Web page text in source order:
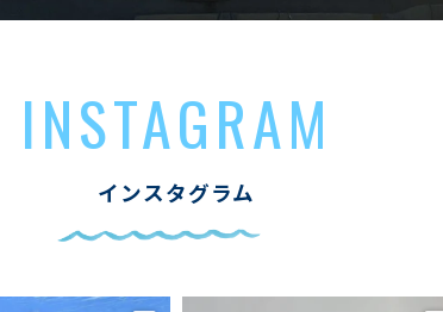
INSTAGRAM
インスタグラム